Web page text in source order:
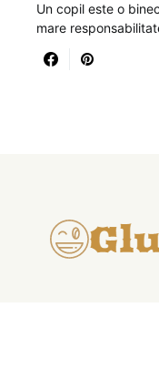
Un copil este o
mare